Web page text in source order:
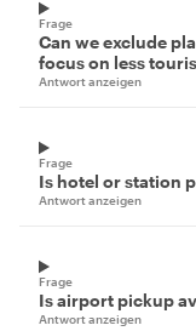
Frage
Can we exclude
focus on less
Antwort anzeigen
Frage
Is hotel or station
Antwort anzeigen
Frage
Is airport pickup
Antwort anzeigen